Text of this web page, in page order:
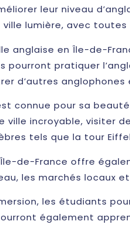
leur niveau
ville lumière, avec
anglaise en Île-de-
pourront pratiquer
d’autres
connue pour sa
incroyable, visiter
tels que la tour
Île-de-France offre
les marchés locaux
les étudiants
également